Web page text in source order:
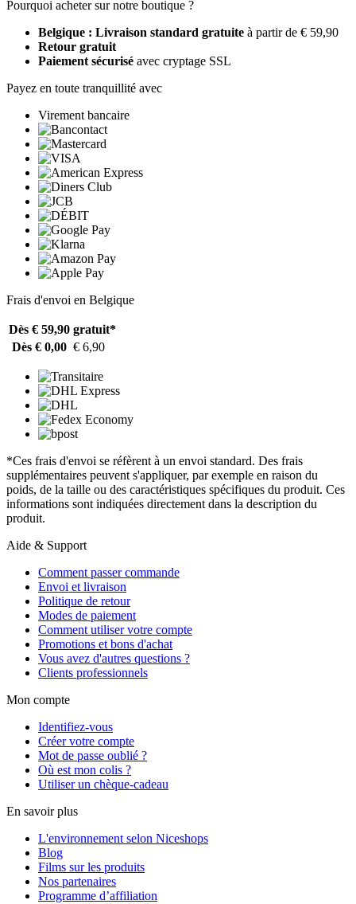
Pourquoi acheter sur notre boutique ?
Belgique : Livraison standard gratuite à partir de € 59,90
Retour gratuit
Paiement sécurisé avec cryptage SSL
Payez en toute tranquillité avec
Virement bancaire
Frais d'envoi en Belgique
Dès € 59,90 gratuit*
Dès € 0,00 € 6,90
*Ces frais d'envoi se réfèrent à un envoi standard. Des frais
supplémentaires peuvent s'appliquer, par exemple en raison du
poids, de la taille ou des caractéristiques spécifiques du produit. Ces
informations sont indiquées directement dans la description du
produit.
Aide & Support
Comment passer commande
Envoi et livraison
Politique de retour
Modes de paiement
Comment utiliser votre compte
Promotions et bons d'achat
Vous avez d'autres questions ?
Clients professionnels
Mon compte
Identifiez-vous
Créer votre compte
Mot de passe oublié ?
Où est mon colis ?
Utiliser un chèque-cadeau
En savoir plus
L'environnement selon Niceshops
Blog
Films sur les produits
Nos partenaires
Programme d’affiliation